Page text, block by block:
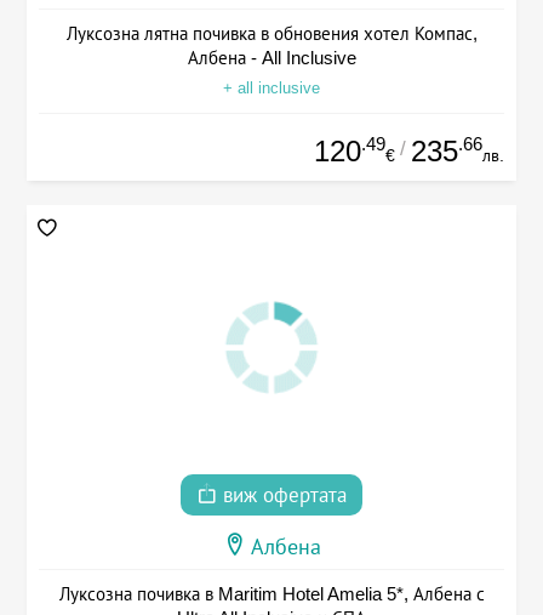
Луксозна лятна почивка в обновения хотел Компас,
Албена - All Inclusive
+ all inclusive
120.49
€ / 235.66
лв.
виж офертата
Албена
Луксозна почивка в Maritim Hotel Amelia 5*, Албена с